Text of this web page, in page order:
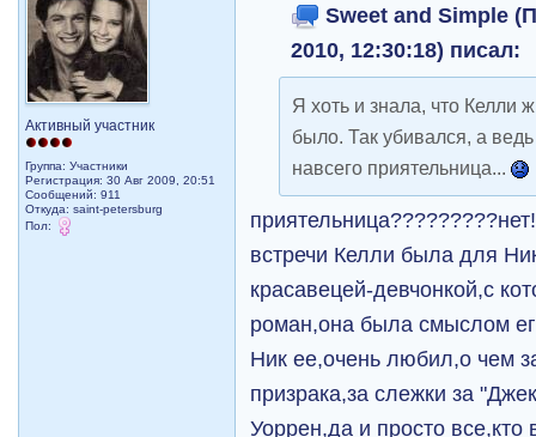
Активный участник
Группа: Участники
Регистрация: 30 Авг 2009, 20:51
Сообщений: 911
Откуда: saint-petersburg
Пол:
Sweet and Simple
2010, 12:30:18) писал:
Я хоть и знала, что Келли
было. Так убивался, а
навсего приятельница...
встречи Келли была для
красавецей-девчонкой,с
роман,она была смыслом
Ник ее,очень любил,о чем
призрака,за слежки за
Уоррен,да и просто все,кто